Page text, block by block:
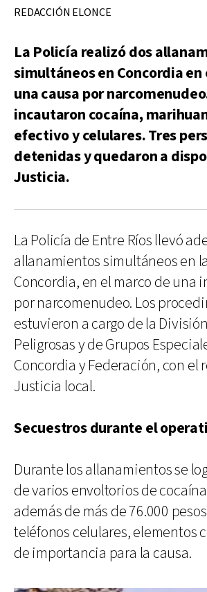
REDACCIÓN ELONCE
La Policía realizó dos
simultáneos en Concordia en
una causa por
incautaron cocaína,
efectivo y celulares. Tres
detenidas y quedaron a
Justicia.
La Policía de Entre Ríos llevó
allanamientos simultáneos en
Concordia, en el marco de una
por narcomenudeo. Los
estuvieron a cargo de la
Peligrosas y de Grupos
Concordia y Federación, con el
Justicia local.
Secuestros durante el
Durante los allanamientos se
de varios envoltorios de
además de más de 76.000
teléfonos celulares, elementos
de importancia para la causa.